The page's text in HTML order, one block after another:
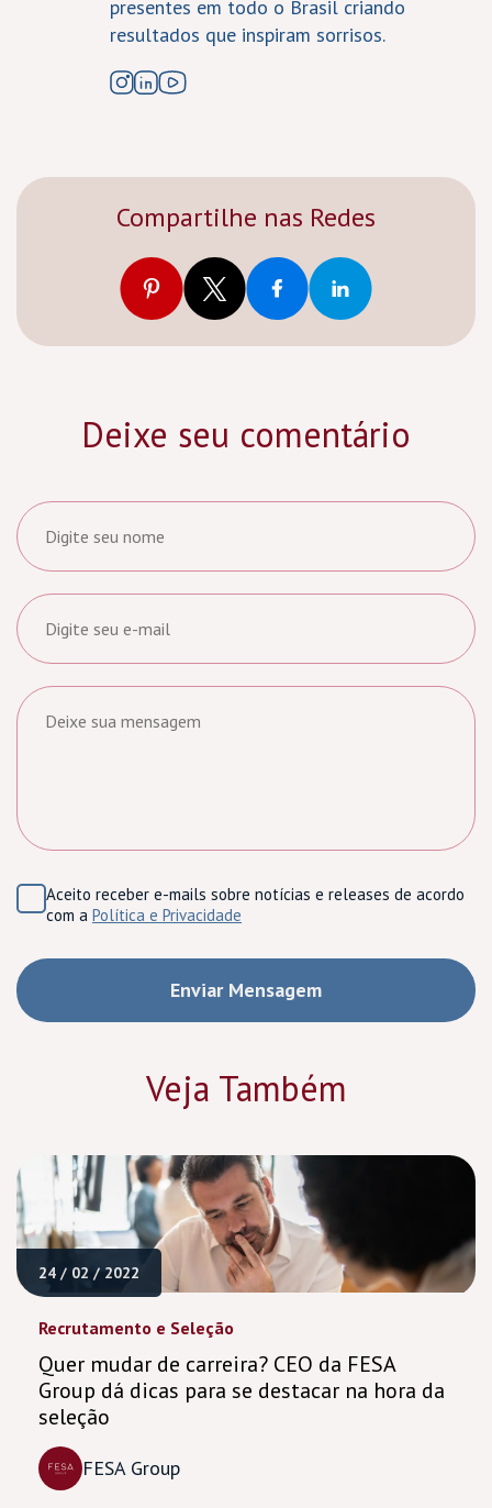
presentes em todo o Brasil criando
resultados que inspiram sorrisos.
Compartilhe nas Redes
Deixe seu comentário
Aceito receber e-mails sobre notícias e releases de acordo
com a Política e Privacidade
Veja Também
24 / 02 / 2022
Recrutamento e Seleção
Quer mudar de carreira? CEO da FESA
Group dá dicas para se destacar na hora da
seleção
FESA Group